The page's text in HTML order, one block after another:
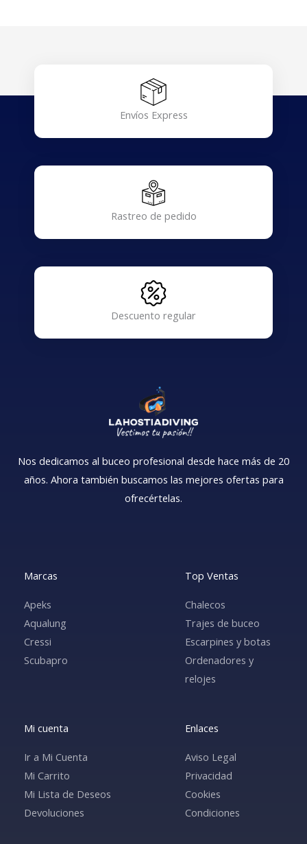
Envíos Express
Rastreo de pedido
Descuento regular
Nos dedicamos al buceo profesional desde hace más de 20
años. Ahora también buscamos las mejores ofertas para
ofrecértelas.
Marcas
Apeks
Aqualung
Cressi
Scubapro
Top Ventas
Chalecos
Trajes de buceo
Escarpines y botas
Ordenadores y
relojes
Mi cuenta
Ir a Mi Cuenta
Mi Carrito
Mi Lista de Deseos
Devoluciones
Enlaces
Aviso Legal
Privacidad
Cookies
Condiciones